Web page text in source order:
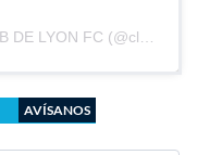
AVÍSANOS